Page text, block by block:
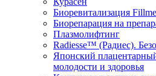
Биоревитализация
Биорепарация на
Плазмолифтинг
Radiesse™ (Радиес).
Японский
молодости и здоровья